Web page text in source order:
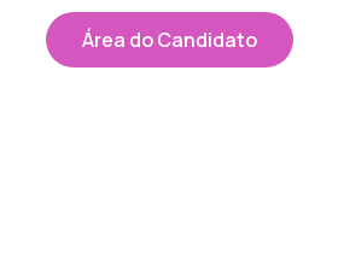
Área do Candidato